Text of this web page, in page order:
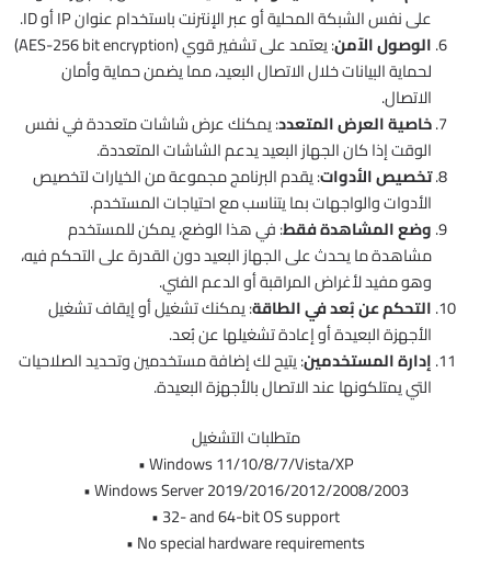
على نفس الشبكة المحلية أو عبر الإنترنت باستخدام عنوان IP أو ID.
الوصول الآمن
: يعتمد على تشفير قوي (AES-256 bit encryption)
لحماية البيانات خلال الاتصال البعيد، مما يضمن حماية وأمان
الاتصال.
خاصية العرض المتعدد: يمكنك عرض شاشات متعددة في نفس
الوقت إذا كان الجهاز البعيد يدعم الشاشات المتعددة.
تخصيص الأدوات: يقدم البرنامج مجموعة من الخيارات لتخصيص
الأدوات والواجهات بما يتناسب مع احتياجات المستخدم.
وضع المشاهدة فقط: في هذا الوضع، يمكن للمستخدم
مشاهدة ما يحدث على الجهاز البعيد دون القدرة على التحكم فيه،
وهو مفيد لأغراض المراقبة أو الدعم الفني.
التحكم عن بُعد في الطاقة: يمكنك تشغيل أو إيقاف تشغيل
الأجهزة البعيدة أو إعادة تشغيلها عن بُعد.
إدارة المستخدمين: يتيح لك إضافة مستخدمين وتحديد الصلاحيات
التي يمتلكونها عند الاتصال بالأجهزة البعيدة.
متطلبات التشغيل
• Windows 11/10/8/7/Vista/XP
• Windows Server 2019/2016/2012/2008/2003
• 32- and 64-bit OS support
• No special hardware requirements